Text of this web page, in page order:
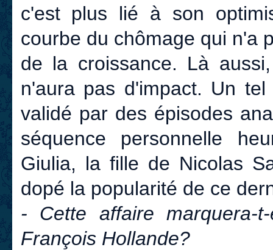
c'est plus lié à son
courbe du chômage qui n'a
de la croissance. Là
n'aura pas d'impact. Un
validé par des épisodes
séquence personnelle
Giulia, la fille de Nicolas
dopé la popularité de ce
- Cette affaire marquera-
François Hollande?